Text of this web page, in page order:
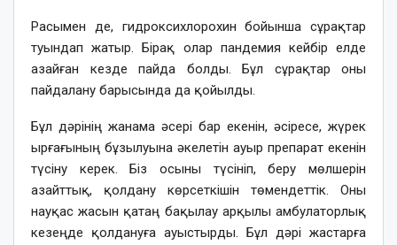
Расымен де, гидроксихлорохин бойынша сұрақтар
туындап жатыр. Бірақ олар пандемия кейбір елде
азайған кезде пайда болды. Бұл сұрақтар оны
пайдалану барысында да қойылды.
Бұл дәрінің жанама әсері бар екенін, әсіресе, жүрек
ырғағының бұзылуына әкелетін ауыр препарат екенін
түсіну керек. Біз осыны түсініп, беру мөлшерін
азайттық, қолдану көрсеткішін төмендеттік. Оны
науқас жасын қатаң бақылау арқылы амбулаторлық
кезеңде қолдануға ауыстырды. Бұл дәрі жастарға